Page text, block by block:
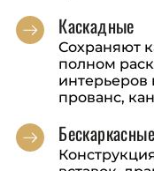
Каскадные
Сохраняют
полном
интерьеров
прованс,
Бескаркасные